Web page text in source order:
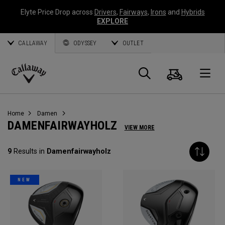
Elyte Price Drop across Drivers, Fairways, Irons and Hybrids
EXPLORE
CALLAWAY ODYSSEY OUTLET
Callaway
Suche
Home Damen
DAMENFAIRWAYHOLZ VIEW MORE
9 Results in Damenfairwayholz
NEW